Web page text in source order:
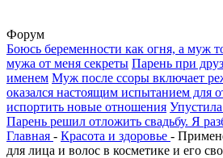
Форум
Боюсь беременности как огня, а муж
мужа от меня секреты Парень при
именем Муж после ссоры включает
оказался настоящим испытанием для
испортить новые отношения
Парень решил отложить свадьбу. Я
Главная - Красота и здоровье -
для лица и волос в косметике и его